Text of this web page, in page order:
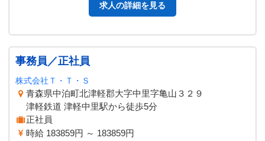
求人の詳細を見る
事務員／正社員
株式会社Ｔ・Ｔ・Ｓ
青森県中泊町北津軽郡大字中里字亀山３２９
津軽鉄道 津軽中里駅から徒歩5分
正社員
時給 183859円 ～ 183859円